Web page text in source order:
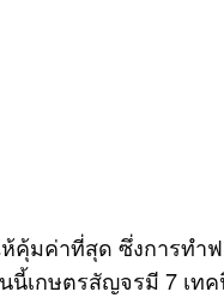
คุ้มค่าที่สุด ซึ่งการท
กษตรสัญจรมี 7 เท